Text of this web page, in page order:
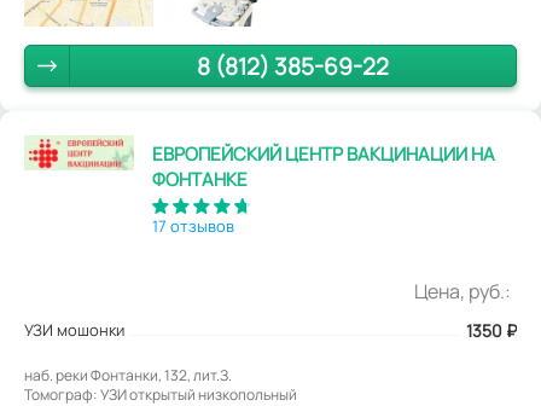
8 (812) 385-69-22
ЕВРОПЕЙСКИЙ ЦЕНТР ВАКЦИНАЦИИ НА
ФОНТАНКЕ
17 отзывов
Цена, руб.:
УЗИ мошонки 1350 ₽
наб. реки Фонтанки, 132, лит.З.
Томограф: УЗИ открытый низкопольный